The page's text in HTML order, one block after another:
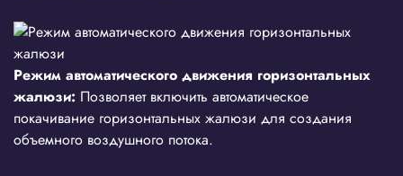
Режим автоматического движения горизонтальных
жалюзи: Позволяет включить автоматическое
покачивание горизонтальных жалюзи для создания
объемного воздушного потока.